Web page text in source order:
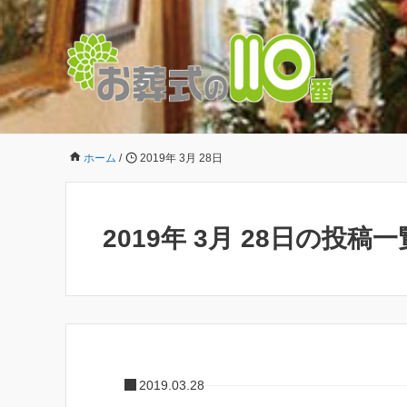
ホーム / 2019年 3月 28日
2019年 3月 28日の投稿一
2019.03.28